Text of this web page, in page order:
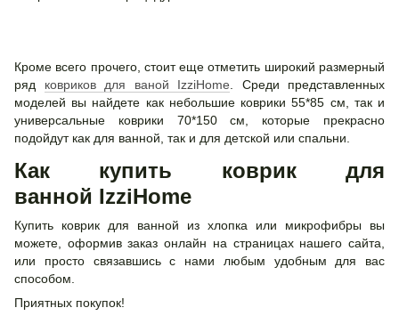
Кроме всего прочего, стоит еще отметить широкий размерный
ряд ковриков для ваной IzziHome. Среди представленных
моделей вы найдете как небольшие коврики 55*85 см, так и
универсальные коврики 70*150 см, которые прекрасно
подойдут как для ванной, так и для детской или спальни.
Как купить коврик для
ванной IzziHome
Купить коврик для ванной из хлопка или микрофибры вы
можете, оформив заказ онлайн на страницах нашего сайта,
или просто связавшись с нами любым удобным для вас
способом.
Приятных покупок!